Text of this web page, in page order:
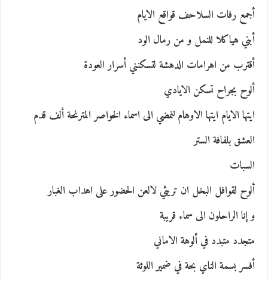
أجمع رفات السلاحف قواقع الايام
أبني هياكلا للنمل و من رمال الود
أقترب من اهرامات الدهشة لتسكنني أسرار العودة
ألوح بجراح تسكن الايادي
ايتها الايام ايتها الاوهام لنمضي الى اسماء الخواصر المترنحة ألف قدم
العشق بلفافة الستر
السبات
ألوح لقوافل البخل ان تريثي لالعن الحضور على اهداب الغبار
و إنا الراحلون الى سماء قريبة
متجدد متبدد في ألوهة الاماني
أفسر بسمة الناي بحة في ضمير اللوثة